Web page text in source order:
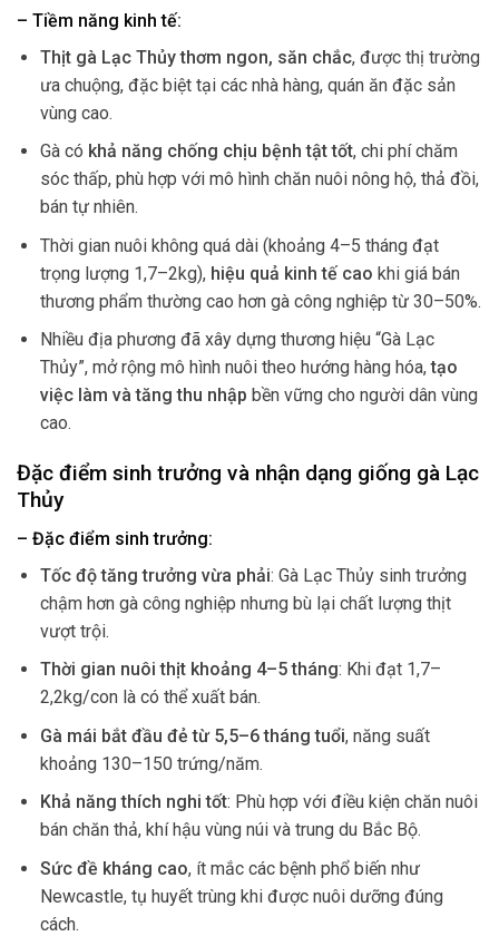
– Tiềm năng kinh tế:
Thịt gà Lạc Thủy thơm ngon, săn chắc, được thị trường
ưa chuộng, đặc biệt tại các nhà hàng, quán ăn đặc sản
vùng cao.
Gà có khả năng chống chịu bệnh tật tốt, chi phí chăm
sóc thấp, phù hợp với mô hình chăn nuôi nông hộ, thả đồi,
bán tự nhiên.
Thời gian nuôi không quá dài (khoảng 4–5 tháng đạt
trọng lượng 1,7–2kg), hiệu quả kinh tế cao khi giá bán
thương phẩm thường cao hơn gà công nghiệp từ 30–50%.
Nhiều địa phương đã xây dựng thương hiệu “Gà Lạc
Thủy”, mở rộng mô hình nuôi theo hướng hàng hóa,tạo
việc làm và tăng thu nhập bền vững cho người dân vùng
cao.
Đặc điểm sinh trưởng và nhận dạng giống gà Lạc
Thủy
– Đặc điểm sinh trưởng:
Tốc độ tăng trưởng vừa phải: Gà Lạc Thủy sinh trưởng
chậm hơn gà công nghiệp nhưng bù lại chất lượng thịt
vượt trội.
Thời gian nuôi thịt khoảng 4–5 tháng: Khi đạt 1,7–
2,2kg/con là có thể xuất bán.
Gà mái bắt đầu đẻ từ 5,5–6 tháng tuổi, năng suất
khoảng 130–150 trứng/năm.
Khả năng thích nghi tốt: Phù hợp với điều kiện chăn nuôi
bán chăn thả, khí hậu vùng núi và trung du Bắc Bộ.
Sức đề kháng cao, ít mắc các bệnh phổ biến như
Newcastle, tụ huyết trùng khi được nuôi dưỡng đúng
cách.